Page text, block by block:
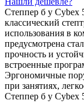
Степпер б у Cybex
классический
использования в
предусмотрена
прочность и
встроенные
Эргономичные
при занятиях,
Степпер б у Cybex